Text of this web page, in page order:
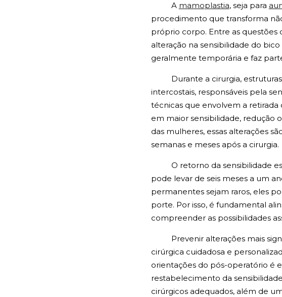
A mamoplastia, seja para
procedimento que transforma
próprio corpo. Entre as questões
alteração na sensibilidade do
geralmente temporária e faz
Durante a cirurgia,
intercostais, responsáveis pela
técnicas que envolvem a
em maior sensibilidade, redução
das mulheres, essas alterações
semanas e meses após a cirurgia.
O retorno da sensibilidade
pode levar de seis meses a um
permanentes sejam raros, eles
porte. Por isso, é fundamental
compreender as possibilidades
Prevenir alterações mais
cirúrgica cuidadosa e
orientações do pós-operatório é
restabelecimento da
cirúrgicos adequados, além de